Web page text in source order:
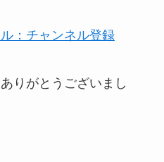
：チャンネル登録
りがとうございまし